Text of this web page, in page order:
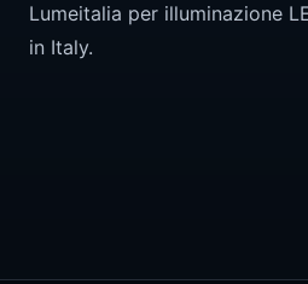
Lumeitalia per illuminazione
in Italy.